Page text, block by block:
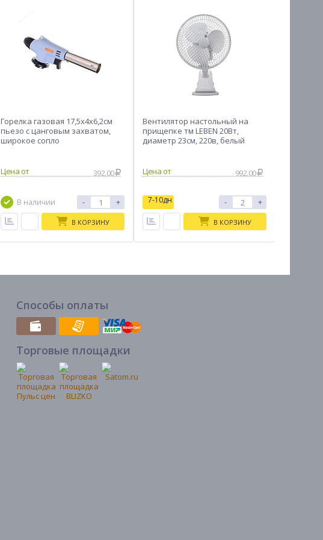
Горелка газовая 17,5х4х6,2см
пьезо с цанговым захватом,
широкое сопло
392.00
В наличии - +
В КОРЗИНУ
Вентилятор настольный на
прищепке тм LEBEN 20Вт,
диаметр 23см, 220в, белый
992.00
7-10дн - +
В КОРЗИНУ
Способы оплаты
Торговые площадки